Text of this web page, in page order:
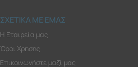
ΣΧΕΤΙΚΑ ΜΕ ΕΜΑΣ
Η Εταιρεία μας
Όροι Χρήσης
Επικοινωνήστε μαζί μας